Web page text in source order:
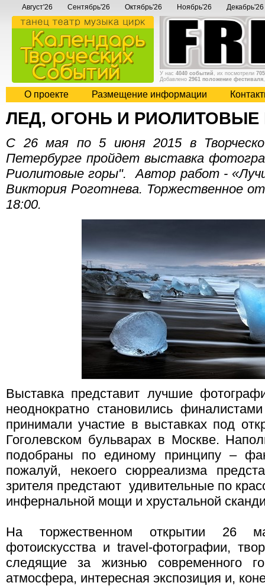
Август'26 Сентябрь'26 Октябрь'26 Ноябрь'26 Декабрь'26
У нас 4040 событий , их посмотрели
Добавлено 2961 положение фестиваля
О проекте Размещение информации
ЛЕД, ОГОНЬ И РИОЛИТОВЫЕ
С 26 мая по 5 июня 2015 в
Петербурге пройдет выставка
Риолитовые горы". Автор работ -
Виктория Роготнева. Торжественное
18:00.
Выставка представит лучшие
неоднократно становились
принимали участие в выставках под
Гоголевском бульварах в Москве.
подобраны по единому принципу –
пожалуй, некоего сюрреализма
зрителя предстают удивительные по
инфернальной мощи и хрустальной
На торжественном открытии 26
фотоискусства и travel-фотографии,
следящие за жизнью современного
атмосфера, интересная экспозиция и,